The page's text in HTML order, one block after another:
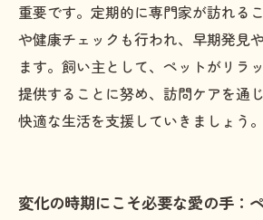
重要です。定期的に専門家が訪れる
や健康チェックも行われ、早期発見
ます。飼い主として、ペットがリラ
提供することに努め、訪問ケアを通
快適な生活を支援していきましょう。
変化の時期にこそ必要な愛の手：